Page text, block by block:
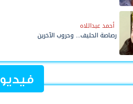
أحمد عبداللاه
رصاصة الحليف... وحروب الآخرين
فيديو